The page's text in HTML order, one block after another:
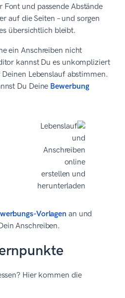
Font und passende Abstände
auf die Seiten – und sorgen
übersichtlich bleibt.
ein Anschreiben nicht
kannst Du es unkompliziert
Lebenslauf abstimmen.
Du Deine Bewerbung
Vorlagen an und
Anschreiben.
Hier kommen die